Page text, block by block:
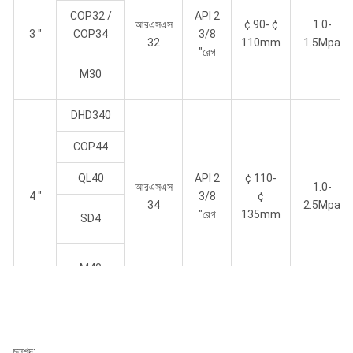
3 "
আরএসএস
32
API 2
3/8
"রেগ
¢ 90- ¢
110mm
1.0-
1.5Mpa
COP32 /
COP34
M30
4 "
DHD340
আরএসএস
34
API 2
3/8
"রেগ
¢ 110-
¢
135mm
1.0-
2.5Mpa
COP44
QL40
SD4
M40